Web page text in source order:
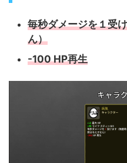
毎秒ダメージを１受
ん）
-100 HP再生